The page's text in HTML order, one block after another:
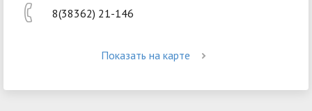
8(38362) 21-146
Показать на карте